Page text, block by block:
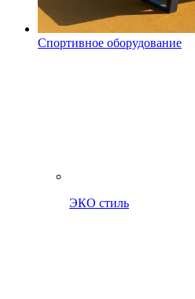
Спортивное оборудование
ЭКО стиль